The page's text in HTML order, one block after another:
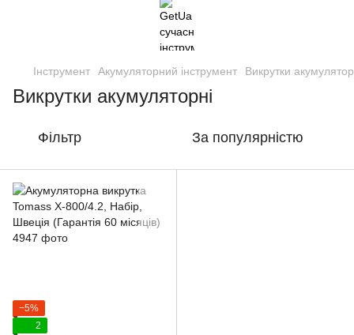
Інструмент Акумуляторний інструмент Викрутки
Викрутки акумуляторні
Фільтр За популярністю
−5%
2